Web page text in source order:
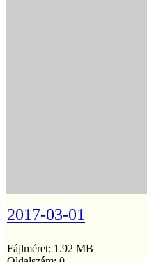
2017-03-01
Fájlméret: 1.92 MB